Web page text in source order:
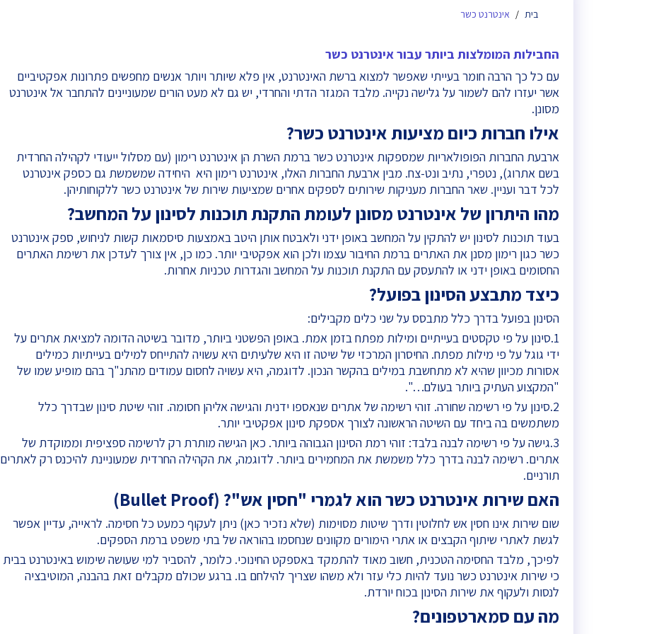
בית אינטרנט כשר
החבילות המומלצות ביותר עבור אינטרנט כשר
עם כל כך הרבה חומר בעייתי שאפשר למצוא ברשת האינטרנט, אין פלא שיותר ויותר אנשים מחפשים פתרונות אפקטיביים
אשר יעזרו להם לשמור על גלישה נקייה. מלבד המגזר הדתי והחרדי, יש גם לא מעט הורים שמעוניינים להתחבר אל אינטרנט
מסונן.
אילו חברות כיום מציעות אינטרנט כשר?
ארבעת החברות הפופולאריות שמספקות אינטרנט כשר ברמת השרת הן אינטרנט רימון (עם מסלול ייעודי לקהילה החרדית
בשם אתרוג), נטפרי, נתיב ונט-צח. מבין ארבעת החברות האלו, אינטרנט רימון היא היחידה שמשמשת גם כספק אינטרנט
לכל דבר ועניין. שאר החברות מעניקות שירותים לספקים אחרים שמציעות שירות של אינטרנט כשר ללקוחותיהן.
מהו היתרון של אינטרנט מסונן לעומת התקנת תוכנות לסינון על המחשב?
בעוד תוכנות לסינון יש להתקין על המחשב באופן ידני ולאבטח אותן היטב באמצעות סיסמאות קשות לניחוש, ספק אינטרנט
כשר כגון רימון מסנן את האתרים ברמת החיבור עצמו ולכן הוא אפקטיבי יותר. כמו כן, אין צורך לעדכן את רשימת האתרים
החסומים באופן ידני או להתעסק עם התקנת תוכנות על המחשב והגדרות טכניות אחרות.
כיצד מתבצע הסינון בפועל?
הסינון בפועל בדרך כלל מתבסס על שני כלים מקבילים:
1.סינון על פי טקסטים בעייתיים ומילות מפתח בזמן אמת. באופן הפשטני ביותר, מדובר בשיטה הדומה למציאת אתרים על
ידי גוגל על פי מילות מפתח. החיסרון המרכזי של שיטה זו היא שלעיתים היא עשויה להתייחס למילים בעייתיות כמילים
אסורות מכיוון שהיא לא מתחשבת במילים בהקשר הנכון. לדוגמה, היא עשויה לחסום עמודים מהתנ"ך בהם מופיע שמו של
"המקצוע העתיק ביותר בעולם…".
2.סינון על פי רשימה שחורה. זוהי רשימה של אתרים שנאספו ידנית והגישה אליהן חסומה. זוהי שיטת סינון שבדרך כלל
משתמשים בה ביחד עם השיטה הראשונה לצורך אספקת סינון אפקטיבי יותר.
3.גישה על פי רשימה לבנה בלבד: זוהי רמת הסינון הגבוהה ביותר. כאן הגישה מותרת רק לרשימה ספציפית וממוקדת של
אתרים. רשימה לבנה בדרך כלל משמשת את המחמירים ביותר. לדוגמה, את הקהילה החרדית שמעוניינת להיכנס רק לאתרים
תורניים.
האם שירות אינטרנט כשר הוא לגמרי "חסין אש"? (Bullet Proof)
שום שירות אינו חסין אש לחלוטין ודרך שיטות מסוימות (שלא נזכיר כאן) ניתן לעקוף כמעט כל חסימה. לראייה, עדיין אפשר
לגשת לאתרי שיתוף הקבצים או אתרי הימורים מקוונים שנחסמו בהוראה של בתי משפט ברמת הספקים.
לפיכך, מלבד החסימה הטכנית, חשוב מאוד להתמקד באספקט החינוכי. כלומר, להסביר למי שעושה שימוש באינטרנט בבית
כי שירות אינטרנט כשר נועד להיות כלי עזר ולא משהו שצריך להילחם בו. ברגע שכולם מקבלים זאת בהבנה, המוטיבציה
לנסות ולעקוף את שירות הסינון בכוח יורדת.
מה עם סמארטפונים?